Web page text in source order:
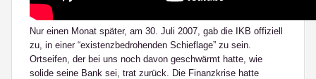
Nur einen Monat später, am 30. Juli 2007, gab die IKB offiziell
zu, in einer “existenzbedrohenden Schieflage” zu sein.
Ortseifen, der bei uns noch davon geschwärmt hatte, wie
solide seine Bank sei, trat zurück. Die Finanzkrise hatte